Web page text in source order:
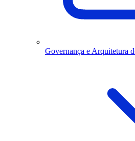
Governança e Arquitetura